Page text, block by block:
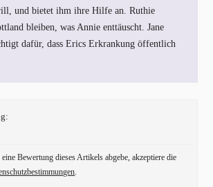
und bietet ihm ihre Hilfe an. Ruthie
bleiben, was Annie enttäuscht. Jane
dafür, dass Erics Erkrankung öffentlich
Bewertung dieses Artikels abgebe, akzeptiere die
.